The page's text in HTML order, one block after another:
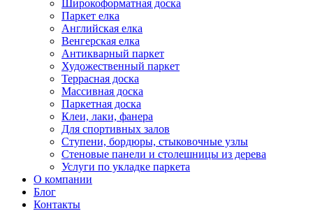
Широкоформатная доска
Паркет елка
Английская елка
Венгерская елка
Антикварный паркет
Художественный паркет
Террасная доска
Массивная доска
Паркетная доска
Клеи, лаки, фанера
Для спортивных залов
Ступени, бордюры, стыковочные узлы
Стеновые панели и столешницы из дерева
Услуги по укладке паркета
О компании
Блог
Контакты